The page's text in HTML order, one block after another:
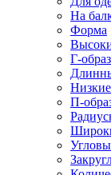
На
Форма
Г-
Низкие
П-